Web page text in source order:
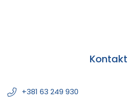
Kontakt
+381 63 249 930